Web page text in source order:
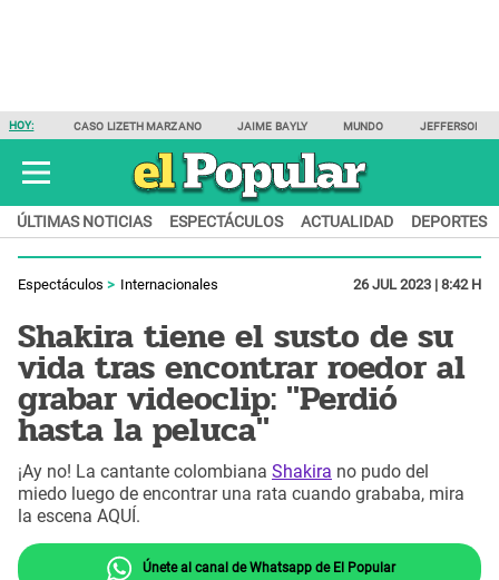
HOY: CASO LIZETH MARZANO JAIME BAYLY MUNDO JEFFERSON
ÚLTIMAS NOTICIAS ESPECTÁCULOS ACTUALIDAD DEPORTES
Espectáculos Internacionales 26 JUL 2023 | 8:42 H
Shakira tiene el susto de su
vida tras encontrar roedor al
grabar videoclip: "Perdió
hasta la peluca"
¡Ay no! La cantante colombiana Shakira no pudo del
miedo luego de encontrar una rata cuando grababa, mira
la escena AQUÍ.
Únete al canal de Whatsapp de El Popular